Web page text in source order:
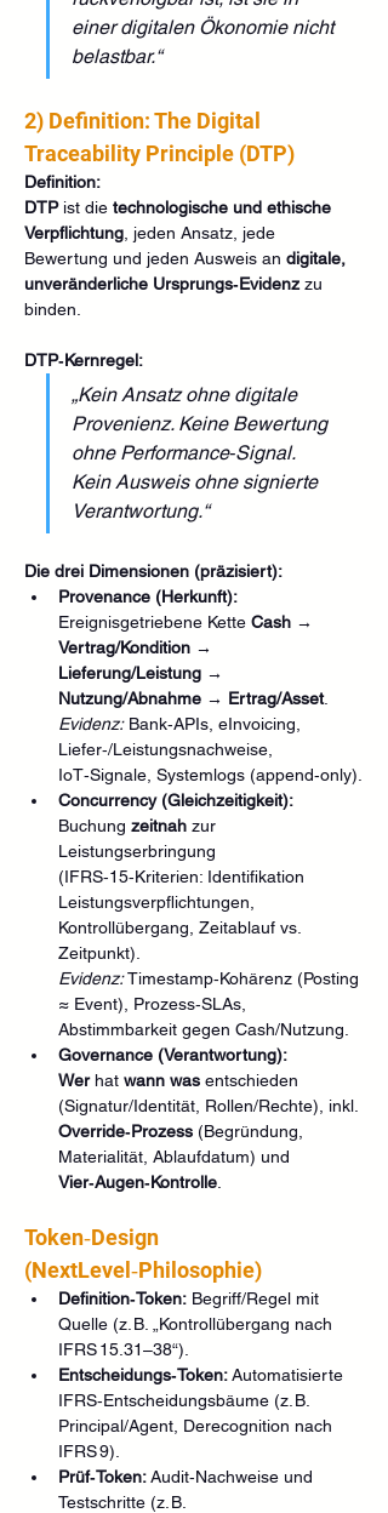
einer digitalen Ökonomie nicht
belastbar.“
2) Definition: The Digital
Traceability Principle (DTP)
Definition:
DTP ist die technologische und ethische
Verpflichtung , jeden Ansatz, jede
Bewertung und jeden Ausweis an digitale,
unveränderliche Ursprungs‑Evidenz zu
binden.
DTP‑Kernregel:
„Kein Ansatz ohne digitale
Provenienz. Keine Bewertung
ohne Performance‑Signal.
Kein Ausweis ohne signierte
Verantwortung.“
Die drei Dimensionen (präzisiert):
Provenance (Herkunft):
Ereignisgetriebene Kette Cash →
Vertrag/Kondition →
Lieferung/Leistung →
Nutzung/Abnahme → Ertrag/Asset.
Evidenz: Bank‑APIs, eInvoicing,
Liefer‑/Leistungsnachweise,
IoT‑Signale, Systemlogs (append‑only).
Concurrency (Gleichzeitigkeit):
Buchung zeitnah zur
Leistungserbringung
(IFRS‑15‑Kriterien: Identifikation
Leistungsverpflichtungen,
Kontrollübergang, Zeitablauf vs.
Zeitpunkt).
Evidenz: Timestamp‑Kohärenz (Posting
≈ Event), Prozess‑SLAs,
Abstimmbarkeit gegen Cash/Nutzung.
Governance (Verantwortung):
Wer hat wann was entschieden
(Signatur/Identität, Rollen/Rechte), inkl.
Override‑Prozess (Begründung,
Materialität, Ablaufdatum) und
Vier‑Augen‑Kontrolle
Token‑Design
(NextLevel‑Philosophie)
Definition‑Token: Begriff/Regel mit
Quelle (z. B. „Kontrollübergang nach
IFRS 15.31–38“).
Entscheidungs‑Token: Automatisierte
IFRS‑Entscheidungsbäume (z. B.
Principal/Agent, Derecognition nach
IFRS 9).
Prüf‑Token: Audit‑Nachweise und
Testschritte (z. B.